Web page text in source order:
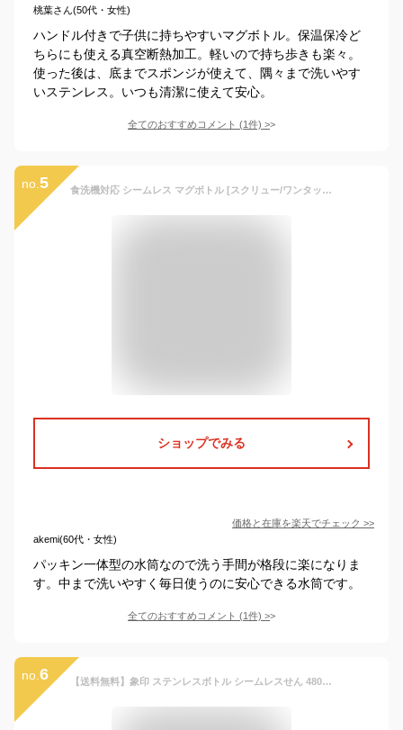
桃葉さん(50代・女性)
ハンドル付きで子供に持ちやすいマグボトル。保温保冷ど
ちらにも使える真空断熱加工。軽いので持ち歩きも楽々。
使った後は、底までスポンジが使えて、隅々まで洗いやす
いステンレス。いつも清潔に使えて安心。
全てのおすすめコメント (1件) >
no. 5 食洗機対応 シームレス マグボトル [スクリュー/ワンタッチ][350ml/500ml/700ml] パッキン一体 | 水筒 ボトル 洗いやすい ワンタッチ すいとう 直飲み 子供 大人 軽い 保温 保冷 パッキンなし ゴム パッキン おしゃれ女子 軽量 無地 350 500 700 ステンレス
ショップでみる
価格と在庫を楽天でチェック >>
akemi(60代・女性)
パッキン一体型の水筒なので洗う手間が格段に楽になりま
す。中まで洗いやすく毎日使うのに安心できる水筒です。
全てのおすすめコメント (1件) >
no. 6 【送料無料】象印 ステンレスボトル シームレスせん 480ml 0.48L スポーツドリンク対応 保冷 保温 水筒 すいとう ボトル スポーツボトル ステンレス製 子ども キッズ シームレス 広口 マイボトル 男の子 女の子 洗いやすい 部活 中学校 中学生 小学生 幼稚園 マグボトル